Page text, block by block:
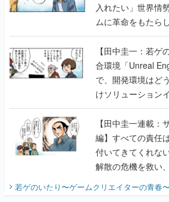
入れたい」世界情
ムに革命をもたら
のいたり】
【田中圭一：若ゲ
合環境「Unreal
で、開発環境はど
けソリューション
に行って、より理
【田中圭一連載：
編】すべての責任
付いてきてくれな
解散の危機を救い
『少年ジャンプ』
若ゲのいたり〜ゲームクリエイターの青春〜